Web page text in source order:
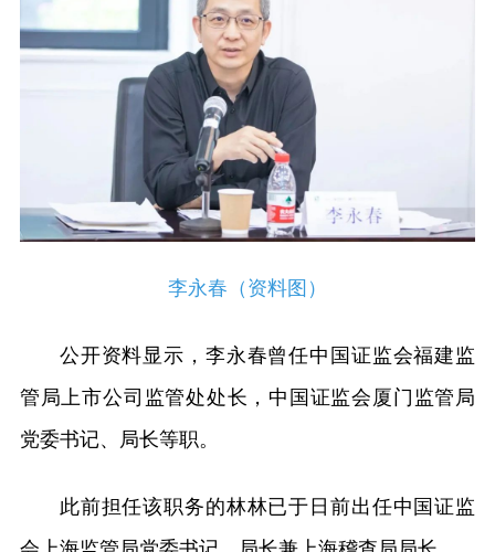
李永春（资料图）
公开资料显示，李永春曾任中国证监会福建监
管局上市公司监管处处长，中国证监会厦门监管局
党委书记、局长等职。
此前担任该职务的林林已于日前出任中国证监